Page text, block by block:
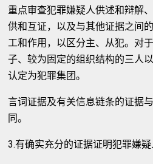
重点审查犯罪嫌疑人供述和辩解
供和互证，以及与其他证据之间
工和作用，以区分主、从犯。对
子、较为固定的组织结构的三人
认定为犯罪集团。
言词证据及有关信息链条的证据
同。
3.有确实充分的证据证明犯罪嫌